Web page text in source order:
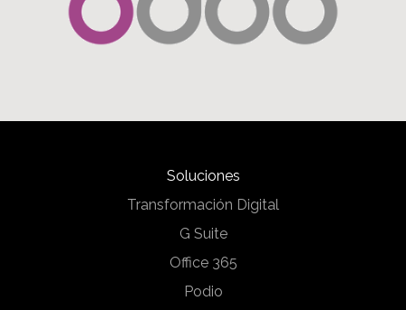
Soluciones
Transformación Digital
G Suite
Office 365
Podio